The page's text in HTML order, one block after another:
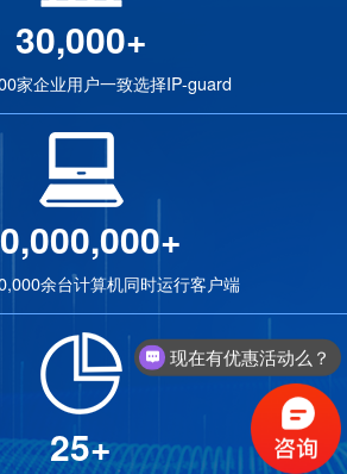
30,000+
家企业用户一致选择IP-guard
余台计算机同时运行客户端
25+
现在有优惠活动么？